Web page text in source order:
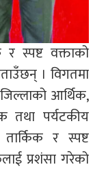
स्पष्ट वक्ताको
। विगतमा
आर्थिक,
तथा पर्यटकीय
र स्पष्ट
प्रशंसा गरेको